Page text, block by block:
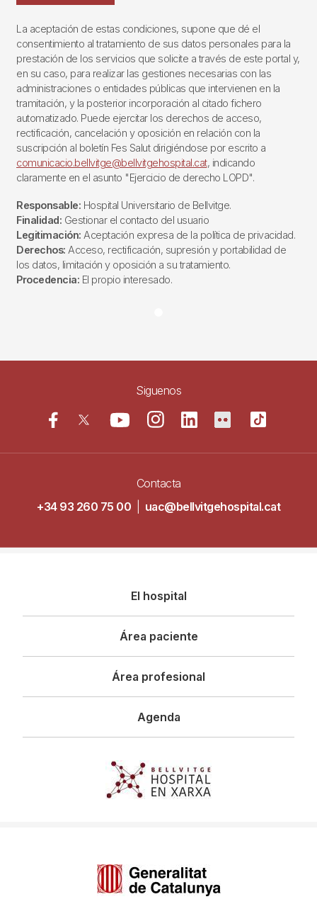
La aceptación de estas condiciones, supone que dé el
consentimiento al tratamiento de sus datos personales para la
prestación de los servicios que solicite a través de este portal y,
en su caso, para realizar las gestiones necesarias con las
administraciones o entidades públicas que intervienen en la
tramitación, y la posterior incorporación al citado fichero
automatizado. Puede ejercitar los derechos de acceso,
rectificación, cancelación y oposición en relación con la
suscripción al boletín Fes Salut dirigiéndose por escrito a
comunicacio.bellvitge@bellvitgehospital.cat, indicando
claramente en el asunto "Ejercicio de derecho LOPD".
Responsable: Hospital Universitario de Bellvitge.
Finalidad: Gestionar el contacto del usuario
Legitimación: Aceptación expresa de la política de privacidad.
Derechos: Acceso, rectificación, supresión y portabilidad de
los datos, limitación y oposición a su tratamiento.
Procedencia: El propio interesado.
Siguenos
Contacta
+34 93 260 75 00
uac@bellvitgehospital.cat
principal
El hospital
Área paciente
Área profesional
Agenda